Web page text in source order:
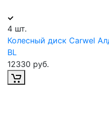
4 шт.
Колесный диск Carwel
BL
12330 руб.